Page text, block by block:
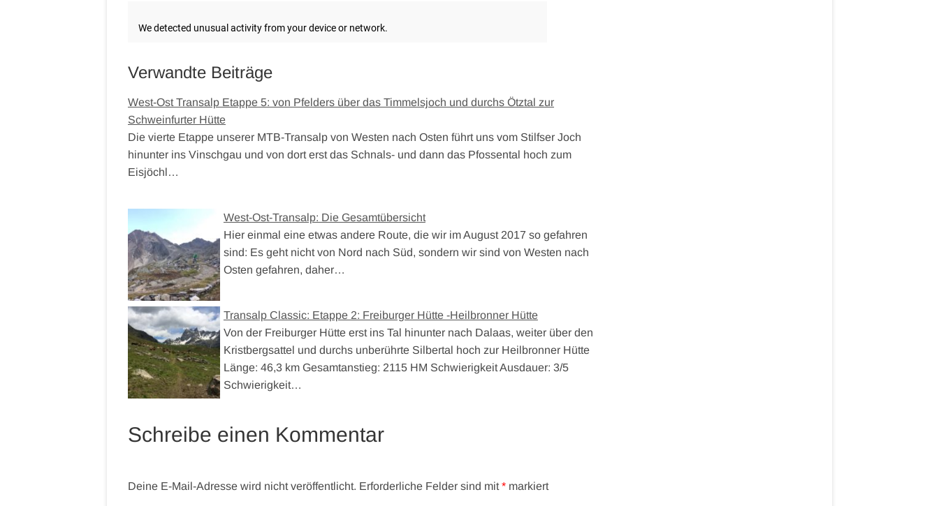
Verwandte Beiträge
West-Ost Transalp Etappe 5: von Pfelders über das Timmelsjoch und durchs Ötztal zur
Schweinfurter Hütte
Die vierte Etappe unserer MTB-Transalp von Westen nach Osten führt uns vom Stilfser Joch
hinunter ins Vinschgau und von dort erst das Schnals- und dann das Pfossental hoch zum
Eisjöchl…
West-Ost-Transalp: Die Gesamtübersicht
Hier einmal eine etwas andere Route, die wir im August 2017 so gefahren
sind: Es geht nicht von Nord nach Süd, sondern wir sind von Westen nach
Osten gefahren, daher…
Transalp Classic: Etappe 2: Freiburger Hütte -Heilbronner Hütte
Von der Freiburger Hütte erst ins Tal hinunter nach Dalaas, weiter über den
Kristbergsattel und durchs unberührte Silbertal hoch zur Heilbronner Hütte
Länge: 46,3 km Gesamtanstieg: 2115 HM Schwierigkeit Ausdauer: 3/5
Schwierigkeit…
Schreibe einen Kommentar
Deine E-Mail-Adresse wird nicht veröffentlicht. Erforderliche Felder sind mit* markiert